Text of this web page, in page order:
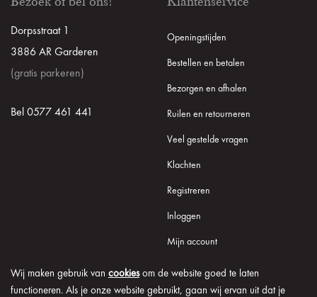
Wij maken gebruik van cookiesom de website goed te laten
functioneren. Als je onze website gebruikt, gaan wij ervan uit dat je
Dorpsstraat 1
3886 AR Garderen
(gratis parkeren)
Bel 0577 461 441
Openingstijden
Bestellen en betalen
Bezorgen en afhalen
Ruilen en retourneren
Veel gestelde vragen
Klachten
Registreren
Inloggen
Mijn account